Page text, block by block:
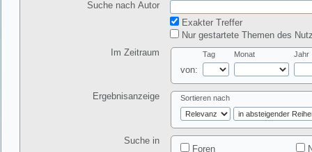
Suche nach Autor
Exakter Treffer
Nur gestartete Themen des
Im Zeitraum
von:
Tag Monat Jahr
Ergebnisanzeige Sortieren nach
Suche in
Foren